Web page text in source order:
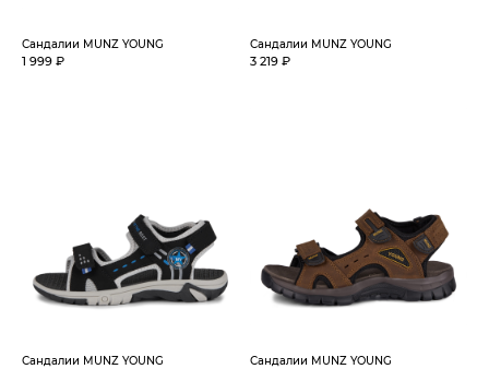
Сандалии MUNZ YOUNG
1 999 ₽
Сандалии MUNZ YOUNG
3 219 ₽
Сандалии MUNZ YOUNG Сандалии MUNZ YOUNG